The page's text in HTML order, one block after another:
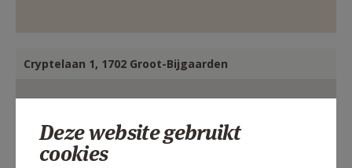
Cryptelaan 1, 1702 Groot-Bijgaarden
Deze website gebruikt
cookies